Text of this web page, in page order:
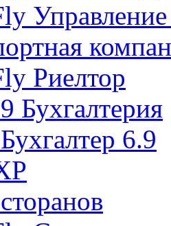
Риелтор
Бухгалтерия
6.9